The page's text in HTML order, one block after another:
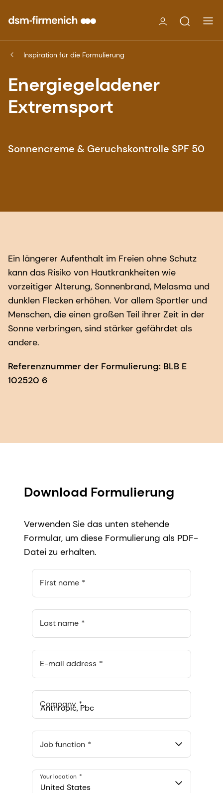
Inspiration für die Formulierung
Energiegeladener
Extremsport
Sonnencreme & Geruchskontrolle SPF 50
Ein längerer Aufenthalt im Freien ohne Schutz
kann das Risiko von Hautkrankheiten wie
vorzeitiger Alterung, Sonnenbrand, Melasma und
dunklen Flecken erhöhen. Vor allem Sportler und
Menschen, die einen großen Teil ihrer Zeit in der
Sonne verbringen, sind stärker gefährdet als
andere.
Referenznummer der Formulierung: BLB E
102520 6
Download Formulierung
Verwenden Sie das unten stehende
Formular, um diese Formulierung als PDF-
Datei zu erhalten.
First name
Last name
E-mail address
Company
548 Market St Pmb 90375, San Francisco, California, US
Job function
United States
Your location